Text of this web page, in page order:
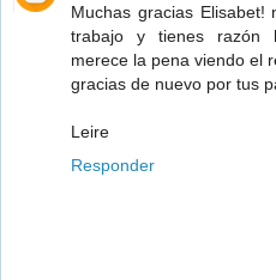
Muchas gracias
trabajo y tienes razón
merece la pena viendo el
gracias de nuevo por tus
Leire
Responder